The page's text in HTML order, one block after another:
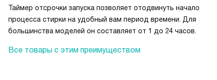
Таймер отсрочки запуска позволяет отодвинуть начало
процесса стирки на удобный вам период времени. Для
большинства моделей он составляет от 1 до 24 часов.
Все товары с этим преимуществом